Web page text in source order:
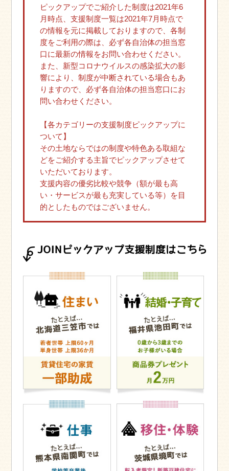
ピックアップでご紹介した制度は2021年6
月時点、支援制度一覧は2021年7月時点で
の情報を元に掲載しておりますので、各制
度をご利用の際は、必ず各自治体の担当窓
口に最新の情報をお問い合わせください。
また、新型コロナウイルスの感染拡大の影
響により、制度が中断されている場合もあ
りますので、必ず各自治体の担当窓口にお
問い合わせください。
【各カテゴリーの支援制度ピックアップに
ついて】
その土地ならではの制度や特色ある取組な
どをご紹介する主旨でピックアップさせて
いただいております。
支援内容の優劣比較や競争（額が最も高
い・サービスが最も充実している等）を目
的としたものではございません。